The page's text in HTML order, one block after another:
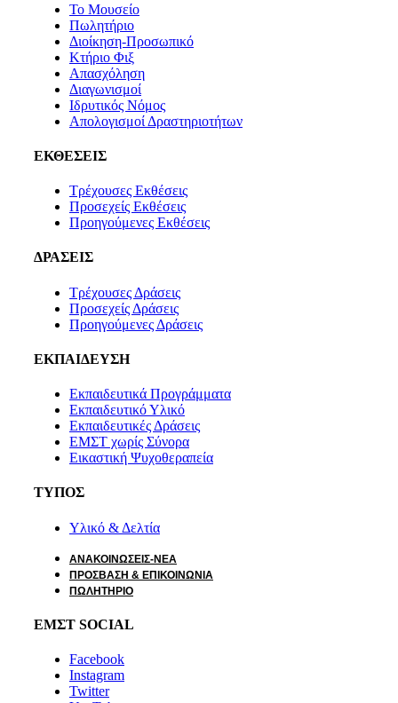
Το Μουσείο
Πωλητήριο
Διοίκηση-Προσωπικό
Κτήριο Φιξ
Απασχόληση
Διαγωνισμοί
Ιδρυτικός Νόμος
Απολογισμοί Δραστηριοτήτων
ΕΚΘΕΣΕΙΣ
Τρέχουσες Εκθέσεις
Προσεχείς Εκθέσεις
Προηγούμενες Εκθέσεις
ΔΡΑΣΕΙΣ
Τρέχουσες Δράσεις
Προσεχείς Δράσεις
Προηγούμενες Δράσεις
ΕΚΠΑΙΔΕΥΣΗ
Εκπαιδευτικά Προγράμματα
Εκπαιδευτικό Υλικό
Εκπαιδευτικές Δράσεις
ΕΜΣΤ χωρίς Σύνορα
Εικαστική Ψυχοθεραπεία
ΤΥΠΟΣ
Υλικό & Δελτία
ΑΝΑΚΟΙΝΩΣΕΙΣ-ΝΕΑ
ΠΡΟΣΒΑΣΗ & ΕΠΙΚΟΙΝΩΝΙΑ
ΠΩΛΗΤΗΡΙΟ
ΕΜΣΤ SOCIAL
Facebook
Instagram
Twitter